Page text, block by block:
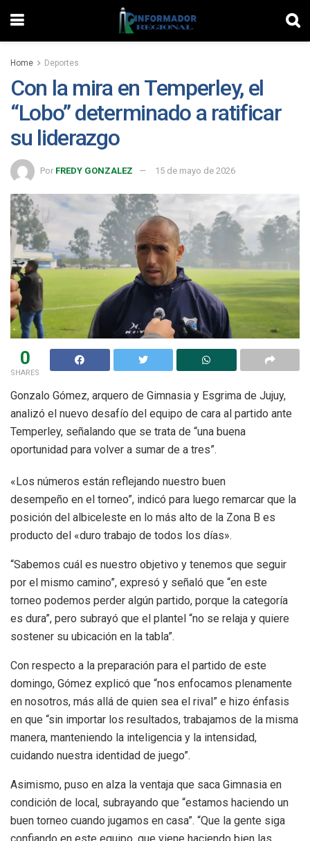
Home Deportes
Con la mira en Temperley, el
“Lobo” determinado a ratificar
su liderazgo
Por FREDY GONZALEZ 15 de mayo de 2026
0
SHARES
Gonzalo Gómez, arquero de Gimnasia y Esgrima de Jujuy,
analizó el nuevo desafío del equipo de cara al partido ante
Temperley, señalando que se trata de “una buena
oportunidad para volver a sumar de a tres”.
«Los números están reflejando nuestro buen
desempeño en el torneo”, indicó para luego remarcar que la
posición del albiceleste en lo más alto de la Zona B es
producto del «duro trabajo de todos los días».
“Sabemos cuál es nuestro objetivo y tenemos que seguir
por el mismo camino”, expresó y señaló que “en este
torneo podemos perder algún partido, porque la categoría
es dura”, pero subrayó que el plantel “no se relaja y quiere
sostener su ubicación en la tabla”.
Con respecto a la preparación para el partido de este
domingo, Gómez explicó que “nos enfocamos plenamente
en nosotros, más allá de quien sea el rival” e hizo énfasis
en que “sin importar los resultados, trabajamos de la misma
manera, manteniendo la inteligencia y la intensidad,
cuidando nuestra identidad de juego”.
Asimismo, puso en alza la ventaja que saca Gimnasia en
condición de local, subrayando que “estamos haciendo un
buen torneo cuando jugamos en casa”. “Que la gente siga